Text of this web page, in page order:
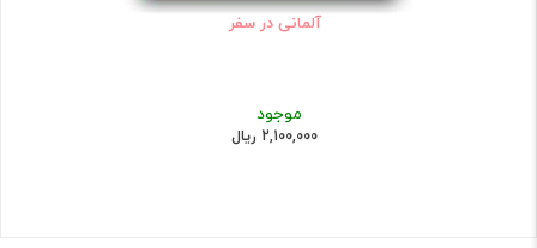
آلمانی در سفر
موجود
2,100,000 ریال